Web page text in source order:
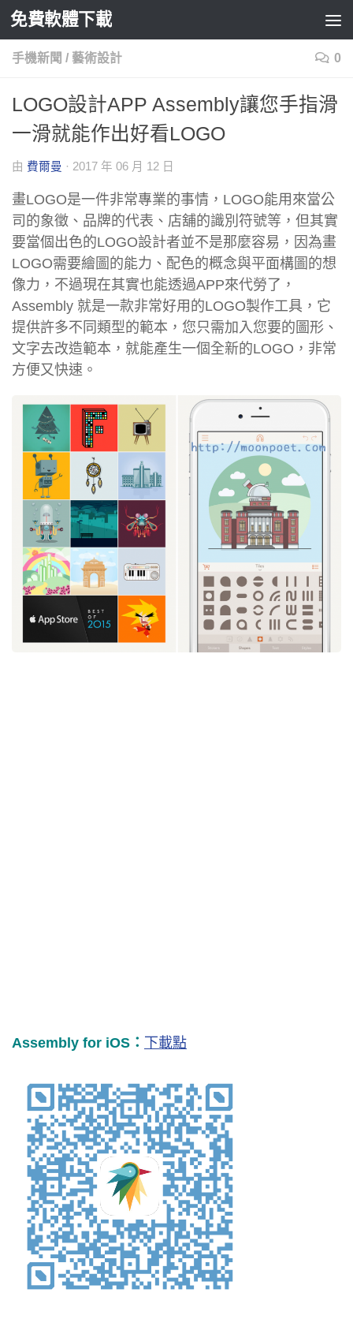
Skip to content
免費軟體下載
手機新聞 / 藝術設計 0
LOGO設計APP Assembly讓您手指滑
一滑就能作出好看LOGO
由 費爾曼 · 2017 年 06 月 12 日
畫LOGO是一件非常專業的事情，LOGO能用來當公
司的象徵、品牌的代表、店舖的識別符號等，但其實
要當個出色的LOGO設計者並不是那麼容易，因為畫
LOGO需要繪圖的能力、配色的概念與平面構圖的想
像力，不過現在其實也能透過APP來代勞了，
Assembly 就是一款非常好用的LOGO製作工具，它
提供許多不同類型的範本，您只需加入您要的圖形、
文字去改造範本，就能產生一個全新的LOGO，非常
方便又快速。
Assembly for iOS： 下載點